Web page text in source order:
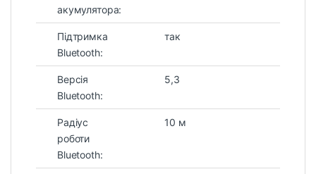
акумулятора:
Підтримка
Bluetooth:
так
Версія
Bluetooth:
5,3
Радіус
роботи
Bluetooth:
10 м